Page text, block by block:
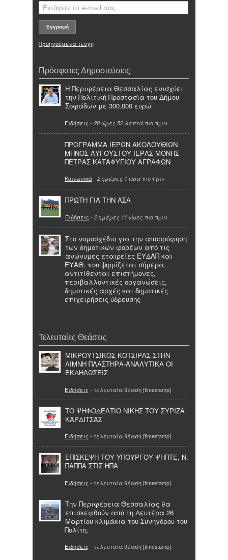
Προηγούμενα τεύχη
Πρόσφατες Δημοσιεύσεις
Η Περιφέρεια Θεσσαλίας ενισχύει
την Πολιτική Προστασία του Δήμου
Σοφάδων με 300.000 ευρώ
Ειδήσεις - 20 ώρες 52 λεπτά πιο πριν
ΠΡΟΓΡΑΜΜΑ ΙΕΡΩΝ ΑΚΟΛΟΥΘΙΩΝ
ΜΗΝΟΣ ΑΥΓΟΥΣΤΟΥ ΙΕΡΑΣ ΜΟΝΗΣ
ΠΕΤΡΑΣ ΚΑΤΑΦΥΓΙΟΥ ΑΓΡΑΦΩΝ
Κοινωνικά- 2 ημέρες 1 ώρα πιο πριν
ΠΡΩΤΗ ΓΙΑ ΤΗΝ ΑΣΑ
Ειδήσεις - 2 ημέρες 11 ώρες πιο πριν
Στο νομοσχέδιο για την απορρόφηση
των δημοτικών φορέων από τις
ανώνυμες εταιρείες ΕΥΔΑΠ και
ΕΥΑΘ, που ψηφίζεται σήμερα,
αντιτίθενται επιστήμονες,
περιβαλλοντικές οργανώσεις,
δημοτικές αρχές και δημοτικές
επιχειρήσεις ύδρευσης
Τελευταίες Θεάσεις
ΜΙΚΡΟΥΤΣΙΚΟΣ ΚΟΤΣΙΡΑΣ ΣΤΗΝ
ΛΙΜΝΗ ΠΛΑΣΤΗΡΑ-ΑΝΑΛΥΤΙΚΑ ΟΙ
ΕΚΔΗΛΩΣΕΙΣ
Ειδήσεις - τελευταία θέαση [timestamp]
ΤΟ ΨΗΦΟΔΕΛΤΙΟ ΝΙΚΗΣ ΤΟΥ ΣΥΡΙΖΑ
ΚΑΡΔΙΤΣΑΣ
Ειδήσεις - τελευταία θέαση [timestamp]
ΕΠΙΣΚΕΨΗ ΤΟΥ ΥΠΟΥΡΓΟΥ ΨΗΠΤΕ, Ν.
ΠΑΠΠΑ ΣΤΙΣ ΗΠΑ
Ειδήσεις - τελευταία θέαση [timestamp]
Την Περιφέρεια Θεσσαλίας θα
επισκεφθούν από τη Δευτέρα 26
Μαρτίου κλιµάκια του Συνηγόρου του
Πολίτη.
Ειδήσεις - τελευταία θέαση [timestamp]